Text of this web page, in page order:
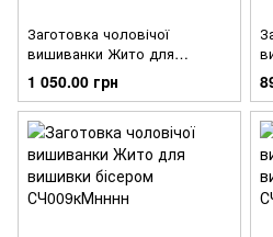
Заготовка чоловічої
вишиванки Жито для
вишивки бісером і нитками
СЧ009лМнннн
1 050.00 грн